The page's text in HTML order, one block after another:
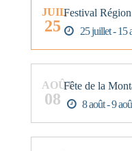
JUIL
25
Festival
25 juillet - 15
AOÛT
08
Fête de la
8 août - 9